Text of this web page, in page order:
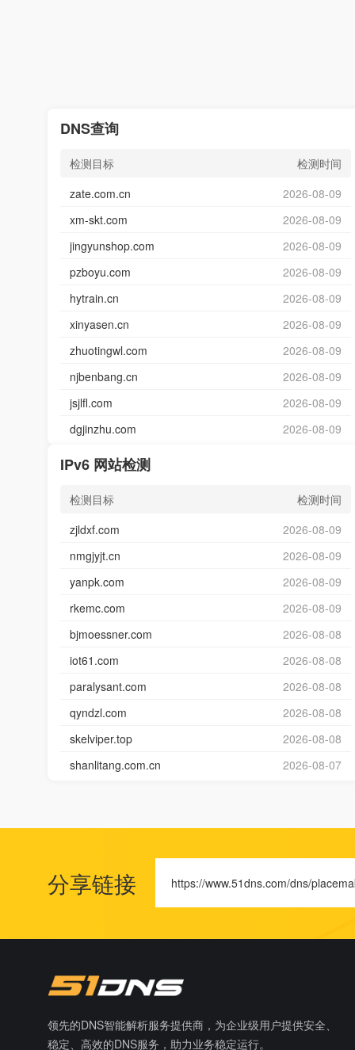
DNS查询
检测目标
检测时间
zate.com.cn
2026-08-09
xm-skt.com
2026-08-09
jingyunshop.com
2026-08-09
pzboyu.com
2026-08-09
hytrain.cn
2026-08-09
xinyasen.cn
2026-08-09
zhuotingwl.com
2026-08-09
njbenbang.cn
2026-08-09
jsjlfl.com
2026-08-09
dgjinzhu.com
2026-08-09
IPv6 网站检测
检测目标
检测时间
zjldxf.com
2026-08-09
nmgjyjt.cn
2026-08-09
yanpk.com
2026-08-09
rkemc.com
2026-08-09
bjmoessner.com
2026-08-08
iot61.com
2026-08-08
paralysant.com
2026-08-08
qyndzl.com
2026-08-08
skelviper.top
2026-08-08
shanlitang.com.cn
2026-08-07
分享链接 https://www.51dns.com/dns/
领先的DNS智能解析服务提供商，为企业级用户提供安全、
稳定、高效的DNS服务，助力业务稳定运行。